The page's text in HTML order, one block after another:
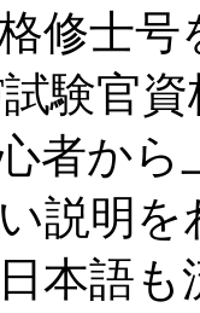
修士号
試験官
者か
説明
本語も